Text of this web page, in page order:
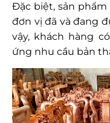
Đặc biệt, sản phẩm
đơn vị đã và đang
vậy, khách hàng
ứng nhu cầu bản